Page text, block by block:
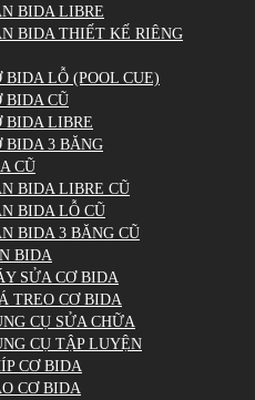
BIDA LIBRE
BIDA THIẾT KẾ RIÊNG
BIDA LỖ (POOL CUE)
BIDA CŨ
BIDA LIBRE
BIDA 3 BĂNG
CŨ
BIDA LIBRE CŨ
BIDA LỖ CŨ
BIDA 3 BĂNG CŨ
BIDA
SỬA CƠ BIDA
TREO CƠ BIDA
CỤ SỬA CHỮA
CỤ TẬP LUYỆN
CƠ BIDA
CƠ BIDA